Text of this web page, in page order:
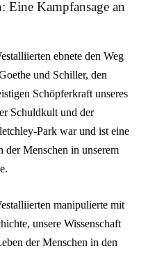
Eine Kampfansage an
ebnete den Weg
und Schiller, den
Schöpferkraft unseres
Schuldkult und der
Park war und ist eine
der Menschen in unserem
manipulierte mit
unsere Wissenschaft
der Menschen in den